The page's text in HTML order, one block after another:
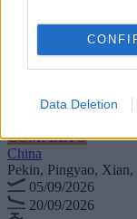
Data Deletion
COMPLETO
China
Pekin, Pingyao, Xian,
05/09/2026
20/09/2026